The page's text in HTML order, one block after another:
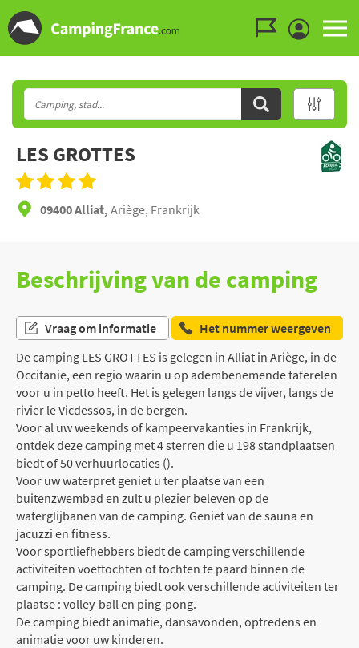
LES GROTTES
09400 Alliat, Ariège, Frankrijk
Beschrijving van de camping
Vraag om informatie
Het nummer weergeven
De camping LES GROTTES is gelegen in Alliat in Ariège, in de
Occitanie, een regio waarin u op adembenemende taferelen
voor u in petto heeft. Het is gelegen langs de vijver, langs de
rivier le Vicdessos, in de bergen.
Voor al uw weekends of kampeervakanties in Frankrijk,
ontdek deze camping met 4 sterren die u 198 standplaatsen
biedt of 50 verhuurlocaties ().
Voor uw waterpret geniet u ter plaatse van een
buitenzwembad en zult u plezier beleven op de
waterglijbanen van de camping. Geniet van de sauna en
jacuzzi en fitness.
Voor sportliefhebbers biedt de camping verschillende
activiteiten voettochten of tochten te paard binnen de
camping. De camping biedt ook verschillende activiteiten ter
plaatse : volley-ball en ping-pong.
De camping biedt animatie, dansavonden, optredens en
animatie voor uw kinderen.